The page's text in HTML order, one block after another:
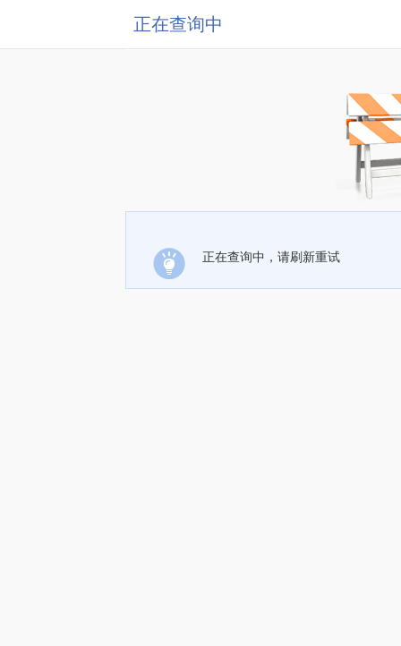
正在查询中
正在查询中，请刷新重试